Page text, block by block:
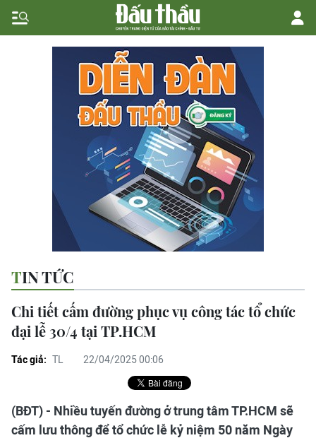
TIN TỨC
Chi tiết cấm đường phục vụ công tác tổ chức
đại lễ 30/4 tại TP.HCM
Tác giả: TL 22/04/2025 00:06
(BĐT) - Nhiều tuyến đường ở trung tâm TP.HCM sẽ
cấm lưu thông để tổ chức lễ kỷ niệm 50 năm Ngày